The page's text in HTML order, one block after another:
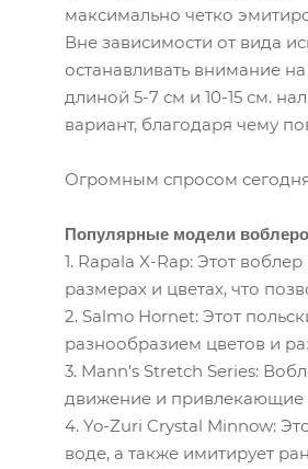
максимально четко
Вне зависимости от вида
останавливать внимание
длиной 5-7 см и 10-15 см.
вариант, благодаря чему
Огромным спросом
Популярные модели
1. Rapala X-Rap: Этот
размерах и цветах, что
2. Salmo Hornet: Этот
разнообразием цветов и
3. Mann's Stretch Series:
движение и привлекающие
4. Yo-Zuri Crystal Minnow:
воде, а также имитирует